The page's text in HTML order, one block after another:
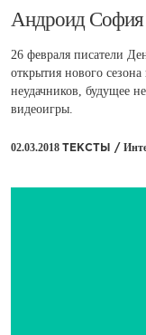
​Андроид София
26 февраля писатели
открытия нового
неудачников, будущее
видеоигры.
02.03.2018 ТЕКСТЫ /